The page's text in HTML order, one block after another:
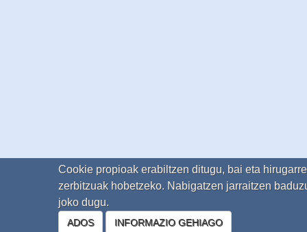
Cookie propioak erabiltzen ditugu, bai eta
zerbitzuak hobetzeko. Nabigatzen jarraitzen
joko dugu.
ADOS INFORMAZIO GEHIAGO